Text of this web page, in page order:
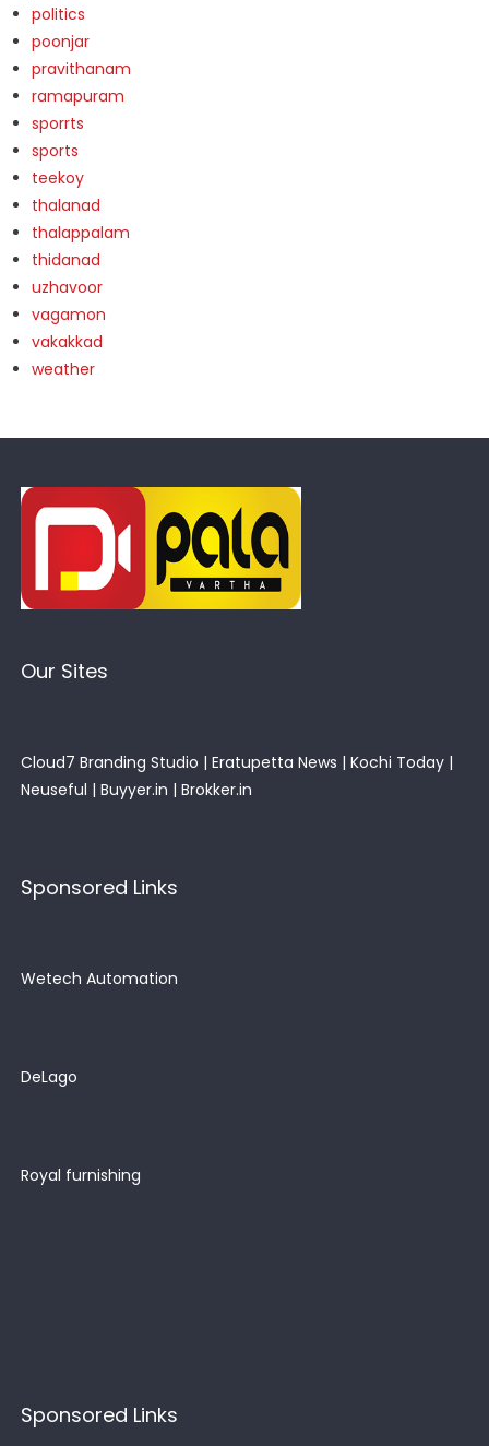
politics
poonjar
pravithanam
ramapuram
sporrts
sports
teekoy
thalanad
thalappalam
thidanad
uzhavoor
vagamon
vakakkad
weather
Our Sites
Cloud7 Branding Studio | Eratupetta News | Kochi Today |
Neuseful | Buyyer.in | Brokker.in
Sponsored Links
Wetech Automation
DeLago
Royal furnishing
Sponsored Links